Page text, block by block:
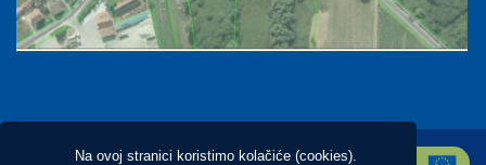
Na ovoj stranici koristimo kolačiće (cookies).